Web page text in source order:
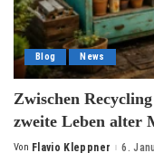
Blog News
Zwischen
zweite Leben alter
Von Flavio Kleppner 6.